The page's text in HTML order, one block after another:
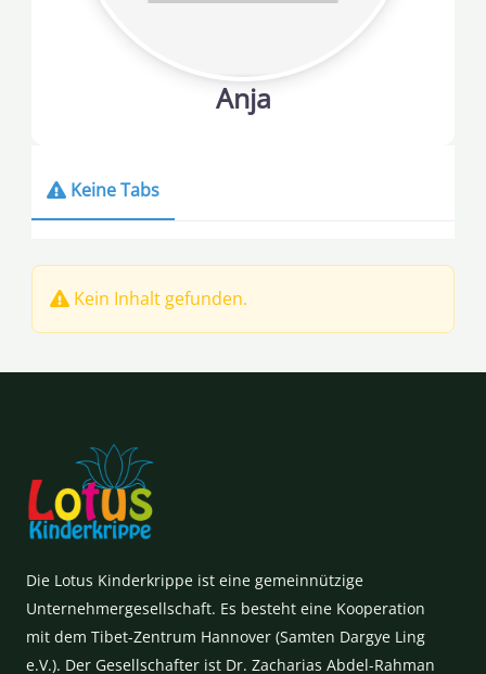
Anja
Keine Tabs
Kein Inhalt gefunden.
Die Lotus Kinderkrippe ist eine gemeinnützige
Unternehmergesellschaft. Es besteht eine Kooperation
mit dem Tibet-Zentrum Hannover (Samten Dargye Ling
e.V.). Der Gesellschafter ist Dr. Zacharias Abdel-Rahman